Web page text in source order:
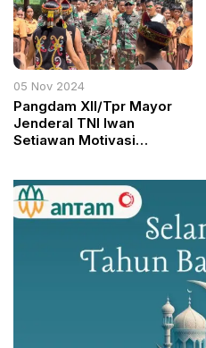
05 Nov 2024
Pangdam XII/Tpr Mayor
Jenderal TNI Iwan
Setiawan Motivasi
Berikan Bantuan Sembako
dan Fasilitas Pendidikan